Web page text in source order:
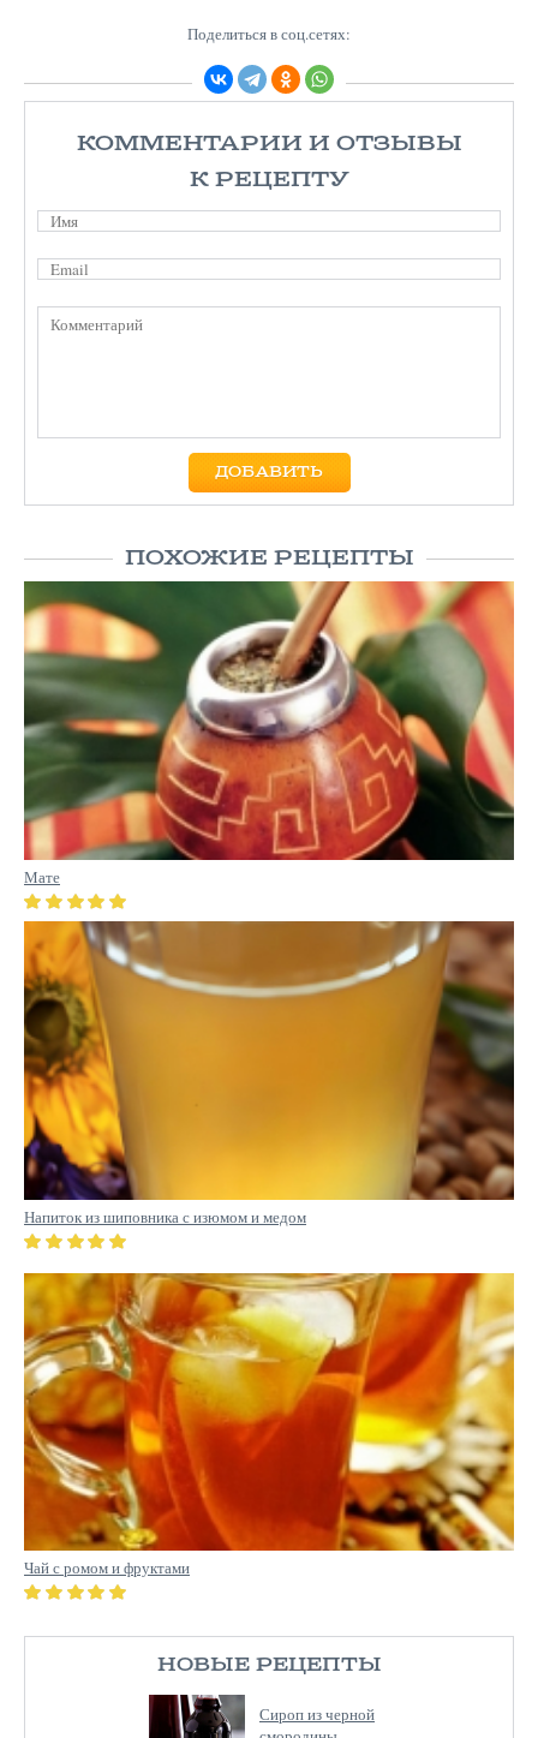
НОВЫЕ РЕЦЕПТЫ
Сироп из черной
Поделиться в соц.сетях:
КОММЕНТАРИИ И ОТЗЫВЫ
К РЕЦЕПТУ
ПОХОЖИЕ РЕЦЕПТЫ
Мате
Напиток из шиповника с изюмом и медом
Чай с ромом и фруктами